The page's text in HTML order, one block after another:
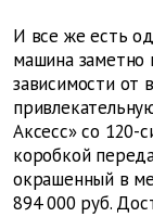
И все же есть
машина заметно
зависимости от
Аксесс» со 120-
коробкой
окрашенный в
894 000 руб.